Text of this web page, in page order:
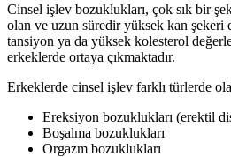
Cinsel işlev bozuklukları, çok sık bir
olan ve uzun süredir yüksek kan şekeri
tansiyon ya da yüksek kolesterol
erkeklerde ortaya çıkmaktadır.
Erkeklerde cinsel işlev farklı türlerde
Ereksiyon bozuklukları (erektil
Boşalma bozuklukları
Orgazm bozuklukları